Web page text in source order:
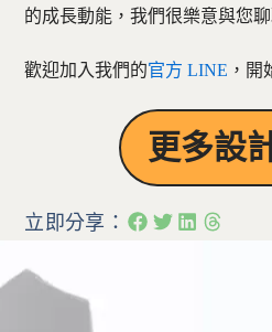
的成長動能，我們很樂意與您聊
歡迎加入我們的官方 LINE ，開
更多設
立即分享：